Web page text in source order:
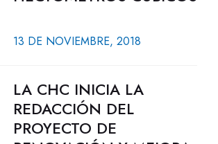
13 DE NOVIEMBRE, 2018
LA CHC INICIA LA
REDACCIÓN DEL
PROYECTO DE